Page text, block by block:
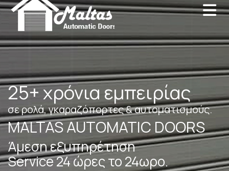
25+ χρόνια εμπειρίας
σε ρολά, γκαραζόπορτες & αυτοματισμούς.
MALTAS AUTOMATIC DOORS
Άμεση εξυπηρέτηση
Service 24 ώρες το 24ωρο.